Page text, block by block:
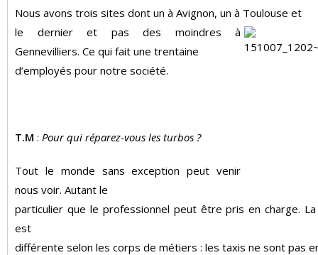
Nous avons trois sites dont un à Avignon, un à Toulouse et
le dernier et pas des moindres à
Gennevilliers. Ce qui fait une trentaine
d’employés pour notre société.
T.M : Pour qui réparez-vous les turbos ?
Tout le monde sans exception peut venir
nous voir. Autant le
particulier que le professionnel peut être pris en charge.
est
différente selon les corps de métiers : les taxis ne sont pas